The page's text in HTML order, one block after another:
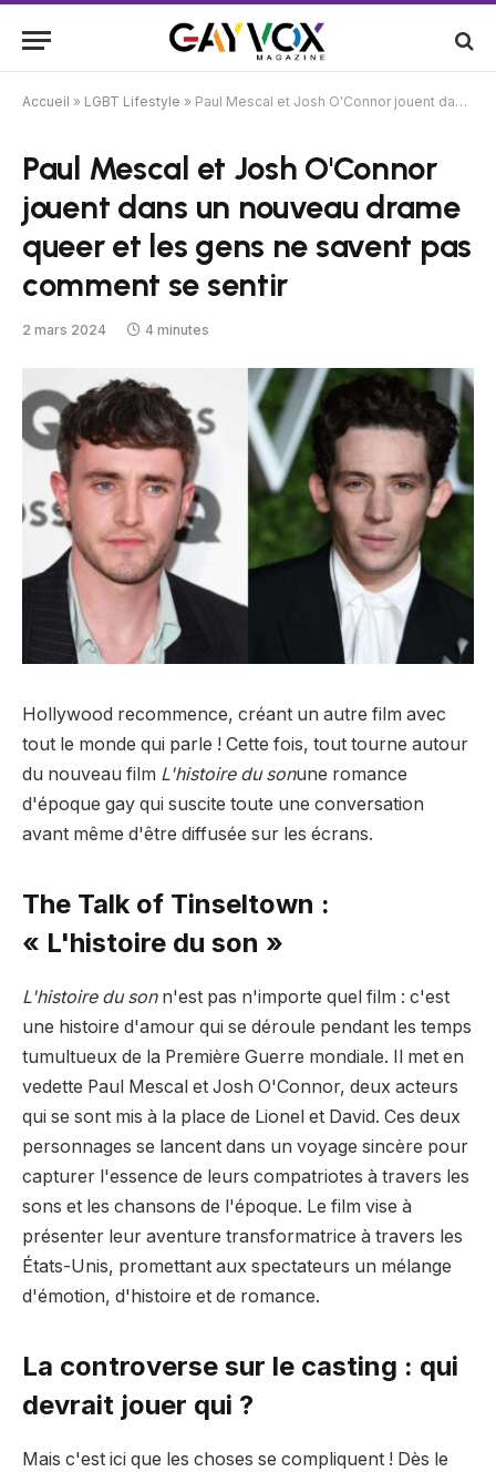
Accueil » LGBT Lifestyle » Paul Mescal et Josh O'Connor jouent dans un nouveau drame queer et les gens ne savent pas comment se sentir
Paul Mescal et Josh O'Connor
jouent dans un nouveau drame
queer et les gens ne savent pas
comment se sentir
2 mars 2024 4 minutes
Hollywood recommence, créant un autre film avec
tout le monde qui parle ! Cette fois, tout tourne autour
du nouveau film L'histoire du sonune romance
d'époque gay qui suscite toute une conversation
avant même d'être diffusée sur les écrans.
The Talk of Tinseltown :
« L'histoire du son »
L'histoire du sonn'est pas n'importe quel film : c'est
une histoire d'amour qui se déroule pendant les temps
tumultueux de la Première Guerre mondiale. Il met en
vedette Paul Mescal et Josh O'Connor, deux acteurs
qui se sont mis à la place de Lionel et David. Ces deux
personnages se lancent dans un voyage sincère pour
capturer l'essence de leurs compatriotes à travers les
sons et les chansons de l'époque. Le film vise à
présenter leur aventure transformatrice à travers les
États-Unis, promettant aux spectateurs un mélange
d'émotion, d'histoire et de romance.
La controverse sur le casting : qui
devrait jouer qui ?
Mais c'est ici que les choses se compliquent ! Dès le